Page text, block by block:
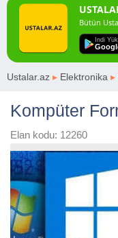
Bütün
Indi
Ustalar.az ▸ Elektronika ▸
Kompüter
Elan kodu: 12260